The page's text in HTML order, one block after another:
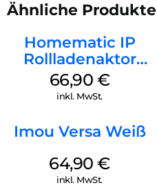
Ähnliche Produkte
Homematic IP
Rollladenaktor
Unterputz Weiß
66,90 €
inkl. MwSt.
Imou Versa Weiß
64,90€
inkl. MwSt.